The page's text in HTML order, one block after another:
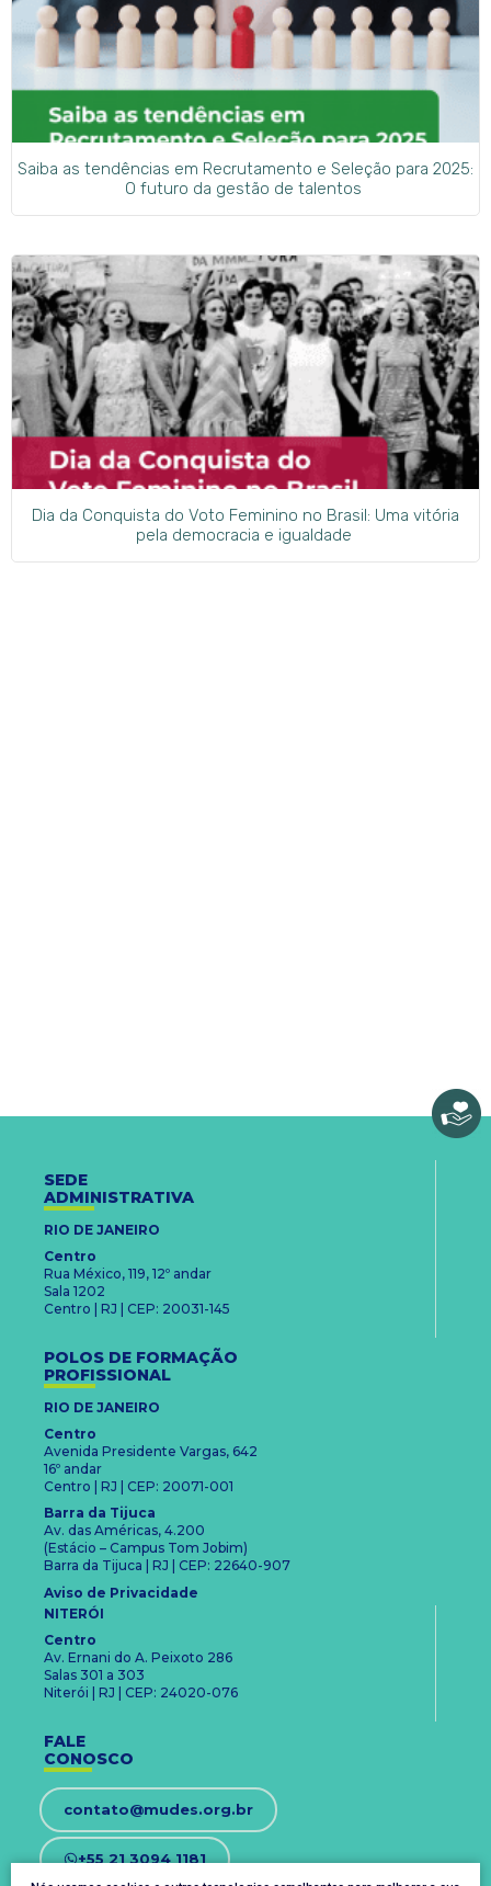
Saiba as tendências em Recrutamento e Seleção para 2025:
O futuro da gestão de talentos
Dia da Conquista do Voto Feminino no Brasil: Uma vitória
pela democracia e igualdade
SEDE
ADMINISTRATIVA
RIO DE JANEIRO
Centro
Rua México, 119, 12º andar
Sala 1202
Centro | RJ | CEP: 20031-145
POLOS DE FORMAÇÃO
PROFISSIONAL
RIO DE JANEIRO
Centro
Avenida Presidente Vargas, 642
16º andar
Centro | RJ | CEP: 20071-001
Barra da Tijuca
Av. das Américas, 4.200
(Estácio – Campus Tom Jobim)
Barra da Tijuca | RJ | CEP: 22640-907
Aviso de Privacidade
NITERÓI
Centro
Av. Ernani do A. Peixoto 286
Salas 301 a 303
Niterói | RJ | CEP: 24020-076
FALE
CONOSCO
contato@mudes.org.br
+55 21 3094 1181